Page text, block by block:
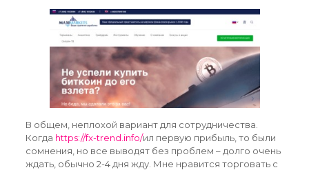
В общем, неплохой вариант для сотрудничества.
Когда https://fx-trend.info/ил первую прибыль, то были
сомнения, но все выводят без проблем – долго очень
ждать, обычно 2-4 дня жду. Мне нравится торговать с